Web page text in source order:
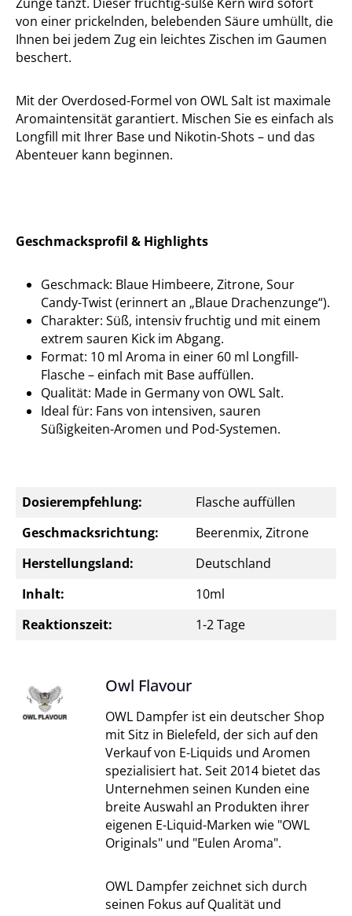
von einer prickelnden, belebenden Säure umhüllt, die
Ihnen bei jedem Zug ein leichtes Zischen im Gaumen
beschert.
Mit der Overdosed-Formel von OWL Salt ist maximale
Aromaintensität garantiert. Mischen Sie es einfach als
Longfill mit Ihrer Base und Nikotin-Shots – und das
Abenteuer kann beginnen.
Geschmacksprofil & Highlights
Geschmack: Blaue Himbeere, Zitrone, Sour
Candy-Twist (erinnert an „Blaue Drachenzunge“).
Charakter: Süß, intensiv fruchtig und mit einem
extrem sauren Kick im Abgang.
Format: 10 ml Aroma in einer 60 ml Longfill-
Flasche – einfach mit Base auffüllen.
Qualität: Made in Germany von OWL Salt.
Ideal für: Fans von intensiven, sauren
Süßigkeiten-Aromen und Pod-Systemen.
Dosierempfehlung:
Flasche auffüllen
Geschmacksrichtung:
Beerenmix, Zitrone
Herstellungsland:
Deutschland
Inhalt:
10ml
Reaktionszeit:
1-2 Tage
Owl Flavour
OWL Dampfer ist ein deutscher Shop
mit Sitz in Bielefeld, der sich auf den
Verkauf von E-Liquids und Aromen
spezialisiert hat. Seit 2014 bietet das
Unternehmen seinen Kunden eine
breite Auswahl an Produkten ihrer
eigenen E-Liquid-Marken wie "OWL
Originals" und "Eulen Aroma".
OWL Dampfer zeichnet sich durch
seinen Fokus auf Qualität und